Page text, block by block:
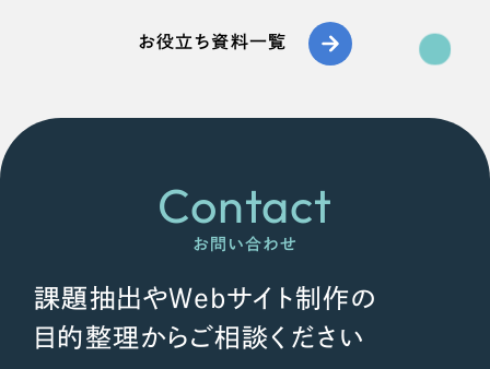
お役立ち資料一覧
Contact
お問い合わせ
課題抽出やWebサイト制作の
目的整理からご相談ください